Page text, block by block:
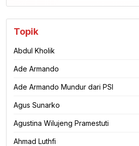
Topik
Abdul Kholik
Ade Armando
Ade Armando Mundur dari PSI
Agus Sunarko
Agustina Wilujeng Pramestuti
Ahmad Luthfi